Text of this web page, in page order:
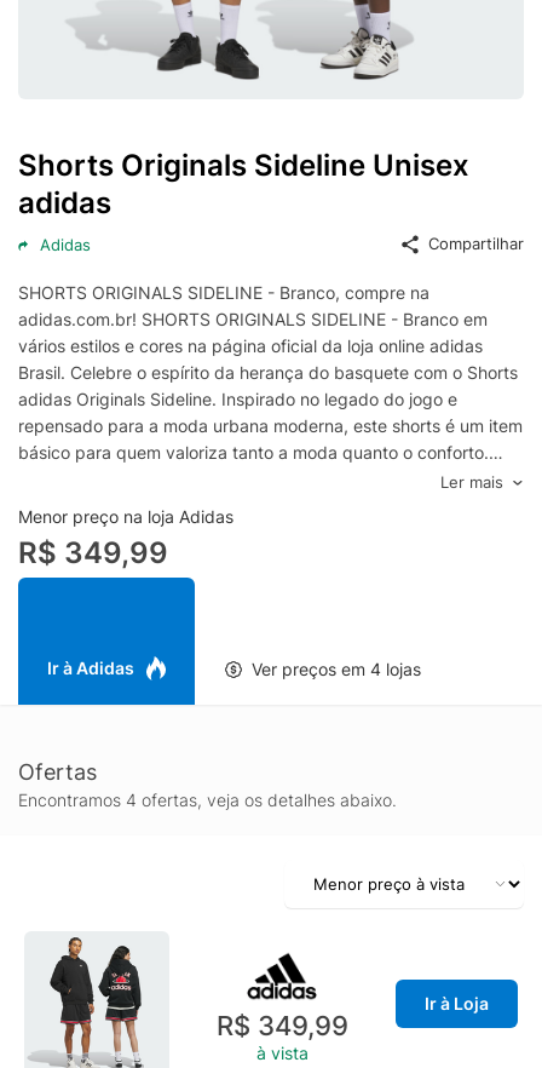
Shorts Originals Sideline Unisex
adidas
Adidas Compartilhar
SHORTS ORIGINALS SIDELINE - Branco, compre na
adidas.com.br! SHORTS ORIGINALS SIDELINE - Branco em
vários estilos e cores na página oficial da loja online adidas
Brasil. Celebre o espírito da herança do basquete com o Shorts
adidas Originals Sideline. Inspirado no legado do jogo e
repensado para a moda urbana moderna, este shorts é um item
básico para quem valoriza tanto a moda quanto o conforto.
Combinando influências clássicas com uma modelagem folgada
contemporânea, o shorts é confeccionado com um tecido
malha elástica que proporciona uma sensação suave e flexível.
Seja indo para a quadra ou explorando a cidade, ele garante
movimento sem esforço e um visual descontraído. O design
Aproveite a liberdade de se movimentar e a confiança que
Ler mais
Menor preço na loja Adidas
R$ 349,99
Ir à Adidas Ver preços em 4 lojas
Ofertas
Encontramos 4 ofertas, veja os detalhes abaixo.
R$ 349,99
à vista
Ir à Loja